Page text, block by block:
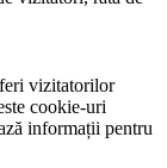
vizitatorilor
cookie-uri
informații pentru